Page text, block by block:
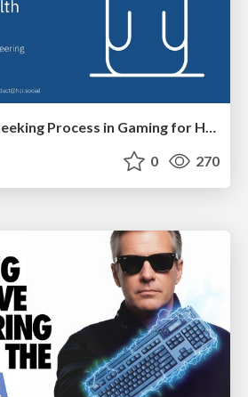
Groundhog Day: Seeking Process in Gaming for Health
0 270